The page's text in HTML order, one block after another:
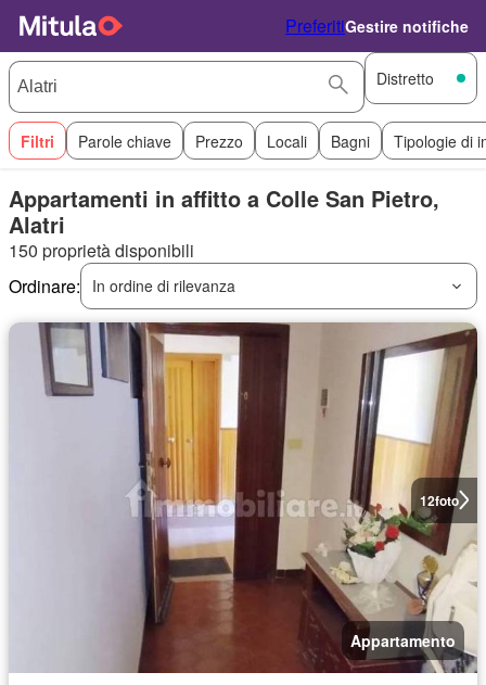
PreferitiGestire notifiche
Distretto
Filtri Parole chiave Prezzo Locali Bagni Tipologie di
Appartamenti in affitto a Colle San Pietro,
Alatri
150 proprietà disponibili
Ordinare:
In ordine di rilevanza
12foto
Appartamento